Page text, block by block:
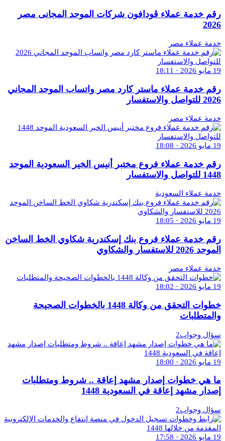
رقم خدمة عملاء ڤودافون شركات الموحد المجانى مصر
2026
خدمة عملاء مصر
19 مايو 2026 · 18:11
رقم خدمة عملاء ماستر كارد مصر واتساب الموحد المجاني
2026 للتواصل والاستفسار
خدمة عملاء مصر
19 مايو 2026 · 18:08
رقم خدمة عملاء فروع مختبر أنيس الخير السعودية الموحد
1448 للتواصل والاستفسار
خدمة عملاء السعودية
19 مايو 2026 · 18:05
رقم خدمة عملاء فروع بنك إسكندرية شكاوي الخط الساخن
الموحد 2026 للاستفسار والشكاوي
خدمة عملاء مصر
19 مايو 2026 · 18:02
خطوات التحقق من وكالة 1448 بالخطوات الصحيحة
والمتطلبات
سؤال وجواب2
19 مايو 2026 · 18:00
ما هي خطوات إصدار مشهد إعاقة .. شروط ومتطلبات
إصدار مشهد إعاقة في السعودية 1448
سؤال وجواب2
19 مايو 2026 · 17:58